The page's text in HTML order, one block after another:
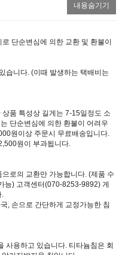
내용숨기기
단순변심에 의한 교환 및 환불이
습니다. (이때 발생하는 택배비는
품 특성상 길게는 7-15일정도 소
단순변심에 의한 환불이 어려우
원이상 주문시 무료배송입니다.
원이 부과됩니다.
로의 교환만 가능합니다. (제품 수
능) 고객센터(070-8253-9892) 게
, 손으로 간단하게 교정가능한 침
사용하고 있습니다. 티타늄침은 회